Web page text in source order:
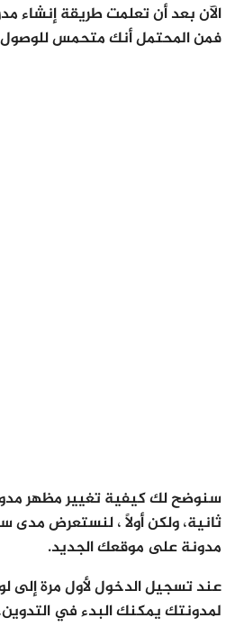
الآن بعد أن تعلمت طريقة إنشاء
فمن المحتمل أنك متحمس للوصول
سنوضح لك كيفية تغيير مظهر
ثانية، ولكن أولاً ، لنستعرض مدى
مدونة على موقعك الجديد.
لمدونتك يمكنك البدء في